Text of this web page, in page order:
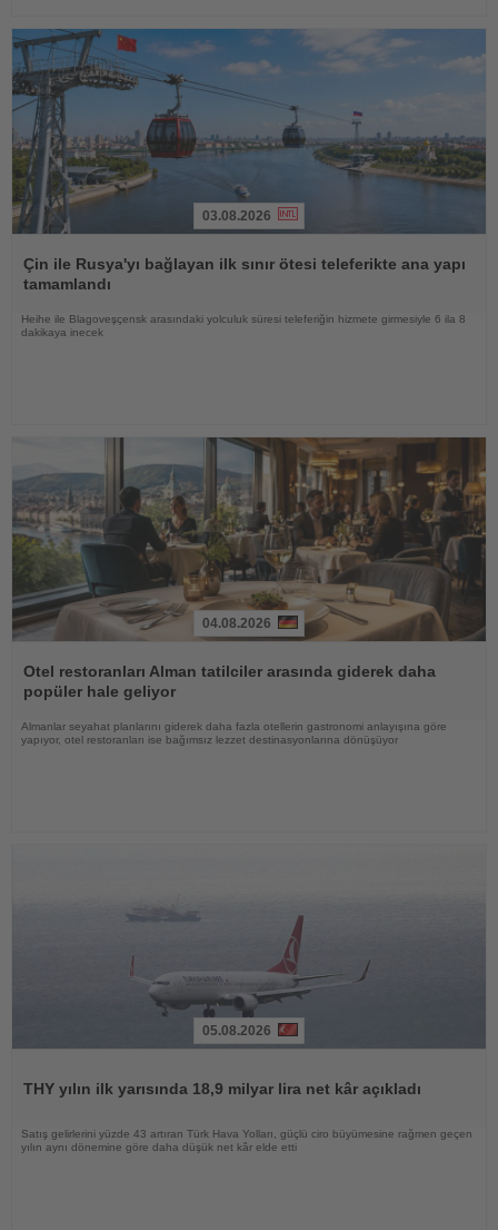
Oku
03.08.2026
Çin ile Rusya'yı bağlayan ilk sınır ötesi teleferikte ana yapı
tamamlandı
Heihe ile Blagoveşçensk arasındaki yolculuk süresi teleferiğin hizmete girmesiyle 6 ila 8
dakikaya inecek
Oku
04.08.2026
Otel restoranları Alman tatilciler arasında giderek daha
popüler hale geliyor
Almanlar seyahat planlarını giderek daha fazla otellerin gastronomi anlayışına göre
yapıyor, otel restoranları ise bağımsız lezzet destinasyonlarına dönüşüyor
05.08.2026
THY yılın ilk yarısında 18,9 milyar lira net kâr açıkladı
Satış gelirlerini yüzde 43 artıran Türk Hava Yolları, güçlü ciro büyümesine rağmen geçen
yılın aynı dönemine göre daha düşük net kâr elde etti